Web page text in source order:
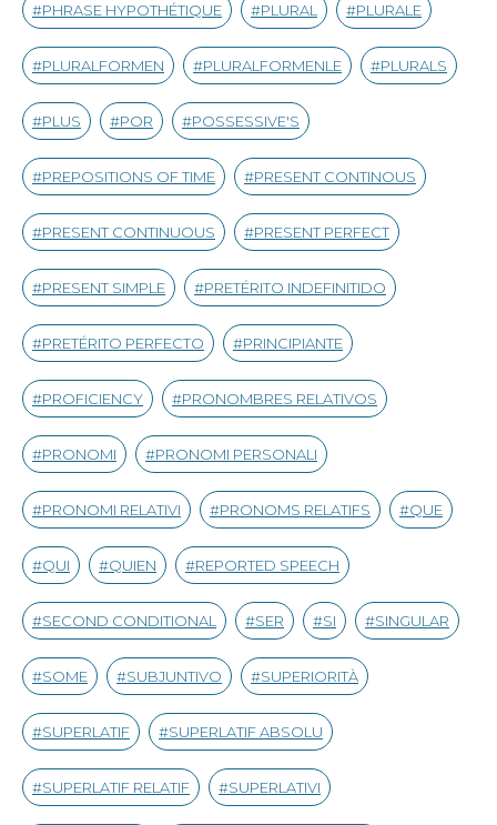
PHRASE HYPOTHÉTIQUE PLURAL PLURALE
PLURALFORMEN PLURALFORMENLE PLURALS
PLUS POR POSSESSIVE'S
PREPOSITIONS OF TIME PRESENT CONTINOUS
PRESENT CONTINUOUS PRESENT PERFECT
PRESENT SIMPLE PRETÉRITO INDEFINITIDO
PRETÉRITO PERFECTO PRINCIPIANTE
PROFICIENCY PRONOMBRES RELATIVOS
PRONOMI PRONOMI PERSONALI
PRONOMI RELATIVI PRONOMS RELATIFS QUE
QUI QUIEN REPORTED SPEECH
SECOND CONDITIONAL SER SI SINGULAR
SOME SUBJUNTIVO SUPERIORITÀ
SUPERLATIF SUPERLATIF ABSOLU
SUPERLATIF RELATIF SUPERLATIVI